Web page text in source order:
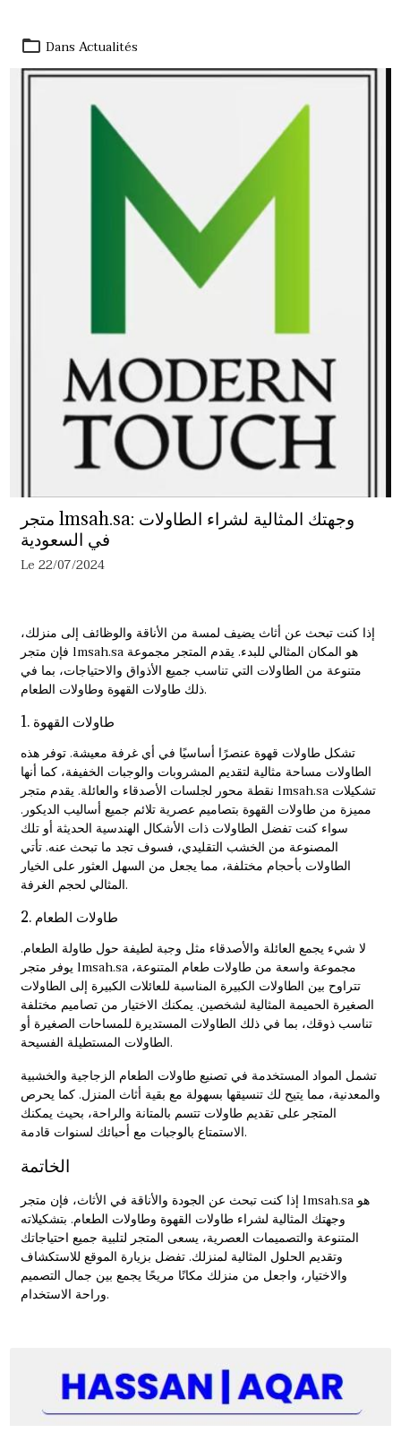
Dans Actualités
متجر lmsah.sa: وجهتك المثالية لشراء الطاولات
في السعودية
Le 22/07/2024
إذا كنت تبحث عن أثاث يضيف لمسة من الأناقة والوظائف إلى منزلك،
فإن متجر lmsah.sa هو المكان المثالي للبدء. يقدم المتجر مجموعة
متنوعة من الطاولات التي تناسب جميع الأذواق والاحتياجات، بما في
ذلك طاولات القهوة وطاولات الطعام.
1. طاولات القهوة
تشكل طاولات قهوة عنصرًا أساسيًا في أي غرفة معيشة. توفر هذه
الطاولات مساحة مثالية لتقديم المشروبات والوجبات الخفيفة، كما أنها
نقطة محور لجلسات الأصدقاء والعائلة. يقدم متجر lmsah.sa تشكيلات
مميزة من طاولات القهوة بتصاميم عصرية تلائم جميع أساليب الديكور.
سواء كنت تفضل الطاولات ذات الأشكال الهندسية الحديثة أو تلك
المصنوعة من الخشب التقليدي، فسوف تجد ما تبحث عنه. تأتي
الطاولات بأحجام مختلفة، مما يجعل من السهل العثور على الخيار
المثالي لحجم الغرفة.
2. طاولات الطعام
لا شيء يجمع العائلة والأصدقاء مثل وجبة لطيفة حول طاولة الطعام.
يوفر متجر lmsah.sa مجموعة واسعة من طاولات طعام المتنوعة،
تتراوح بين الطاولات الكبيرة المناسبة للعائلات الكبيرة إلى الطاولات
الصغيرة الحميمة المثالية لشخصين. يمكنك الاختيار من تصاميم مختلفة
تناسب ذوقك، بما في ذلك الطاولات المستديرة للمساحات الصغيرة أو
الطاولات المستطيلة الفسيحة.
تشمل المواد المستخدمة في تصنيع طاولات الطعام الزجاجية والخشبية
والمعدنية، مما يتيح لك تنسيقها بسهولة مع بقية أثاث المنزل. كما يحرص
المتجر على تقديم طاولات تتسم بالمتانة والراحة، بحيث يمكنك
الاستمتاع بالوجبات مع أحبائك لسنوات قادمة.
الخاتمة
lmsah.sa
وجهتك المثالية لشراء طاولات القهوة وطاولات الطعام. بتشكيلاته
المتنوعة والتصميمات العصرية، يسعى المتجر لتلبية جميع احتياجاتك
وتقديم الحلول المثالية لمنزلك. تفضل بزيارة الموقع للاستكشاف
والاختيار، واجعل من منزلك مكانًا مريحًا يجمع بين جمال التصميم
وراحة الاستخدام.